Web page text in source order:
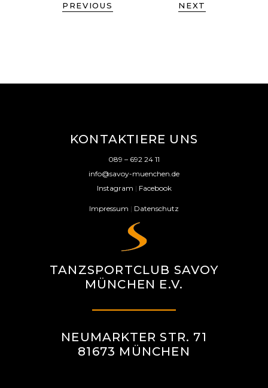
PREVIOUS NEXT
KONTAKTIERE UNS
089 – 692 24 11
info@savoy-muenchen.de
Instagram | Facebook
Impressum | Datenschutz
TANZSPORTCLUB SAVOY
MÜNCHEN E.V.
NEUMARKTER STR. 71
81673 MÜNCHEN